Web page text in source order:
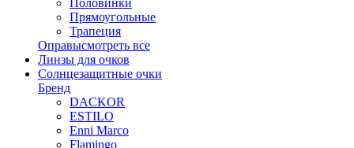
Прямоугольные
Трапеция
Оправысмотреть все
Линзы для очков
Солнцезащитные очки
Бренд
DACKOR
ESTILO
Enni Marco
Flamingo